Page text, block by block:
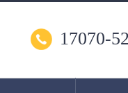
17070-